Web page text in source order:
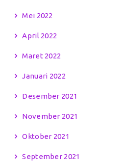
Mei 2022
April 2022
Maret 2022
Januari 2022
Desember 2021
November 2021
Oktober 2021
September 2021